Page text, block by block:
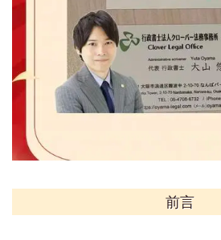
前言